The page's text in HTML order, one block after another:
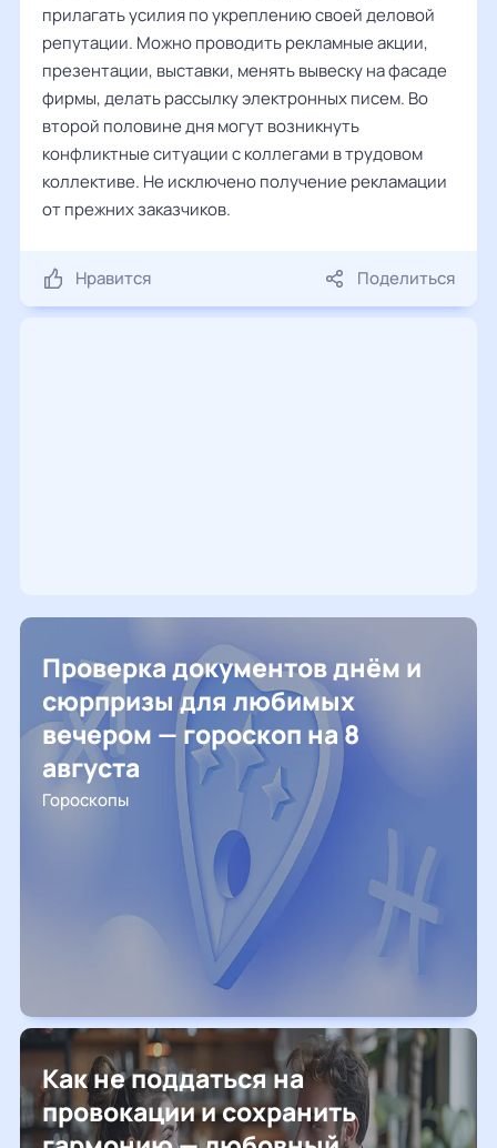
прилагать усилия по укреплению своей деловой
репутации. Можно проводить рекламные акции,
презентации, выставки, менять вывеску на фасаде
фирмы, делать рассылку электронных писем. Во
второй половине дня могут возникнуть
конфликтные ситуации с коллегами в трудовом
коллективе. Не исключено получение рекламации
от прежних заказчиков.
Нравится Поделиться
Проверка документов днём и
сюрпризы для любимых
вечером — гороскоп на 8
августа
Гороскопы
Как не поддаться на
провокации и сохранить